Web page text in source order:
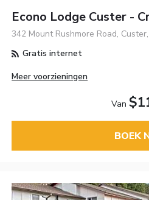
Econo Lodge Custer -
342 Mount Rushmore Road,
Gratis internet
Meer voorzieningen
Van
BOEK